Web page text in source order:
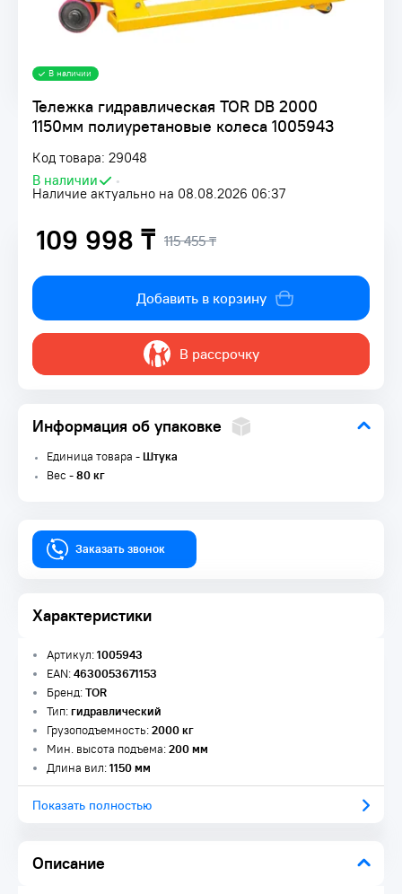
Тележка гидравлическая TOR DB 2000
1150мм полиуретановые колеса 1005943
Код товара: 29048
В наличии
•
Наличие актуально на 08.08.2026 06:37
В наличии
109 998 ₸ 115 455 ₸
Добавить в корзину
В рассрочку
Информация об упаковке
Единица товара -Штука
Вес -80 кг
Заказать звонок
Характеристики
Описание
Артикул:1005943
EAN:4630053671153
Бренд:TOR
Тип:гидравлический
Грузоподъемность:2000 кг
Мин. высота подъема:200 мм
Длина вил:1150 мм
Показать полностью